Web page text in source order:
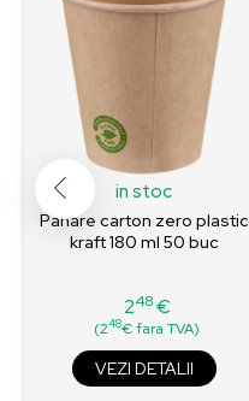
in stoc
Pahare carton zero plastic
kraft 180 ml 50 buc
Pret
248€
(248€ fara TVA)
VEZI DETALII